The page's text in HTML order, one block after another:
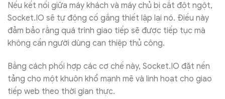
Nếu kết nối giữa máy khách và máy chủ bị cắt đột ngột,
Socket.IO sẽ tự động cố gắng thiết lập lại nó. Điều này
đảm bảo rằng quá trình giao tiếp sẽ được tiếp tục mà
không cần người dùng can thiệp thủ công.
Bằng cách phối hợp các cơ chế này, Socket.IO đặt nền
tảng cho một khuôn khổ mạnh mẽ và linh hoạt cho giao
tiếp web theo thời gian thực.